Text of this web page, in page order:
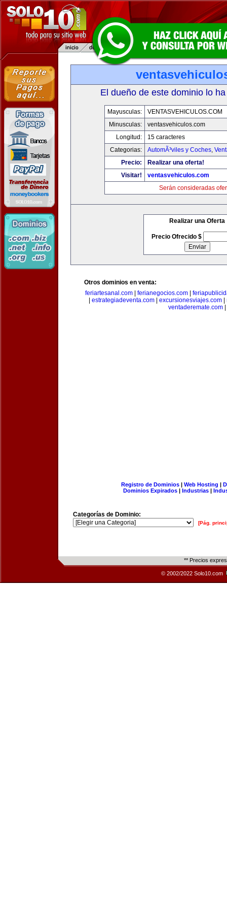
El dueño de este dominio lo
Mayusculas:
VENTASVEHICULOS.COM
Minusculas:
ventasvehiculos.com
Longitud:
15 caracteres
Categorias:
AutomÃ³viles y Coches,
Precio:
Realizar una oferta!
Visitar!
ventasvehiculos.com
Serán consideradas
Realizar una Oferta
Precio Ofrecido $
Otros dominios en venta:
feriartesanal.com
ferianegocios.com
estrategiadeventa.com| excursionesviajes.com|
ventaderemate.com
Registro de Dominios| Web Hosting |
Dominios Expirados | Industrias |
Categorías de Dominio:
[Pág.
** Precios
© 2002/2022 Solo10.com